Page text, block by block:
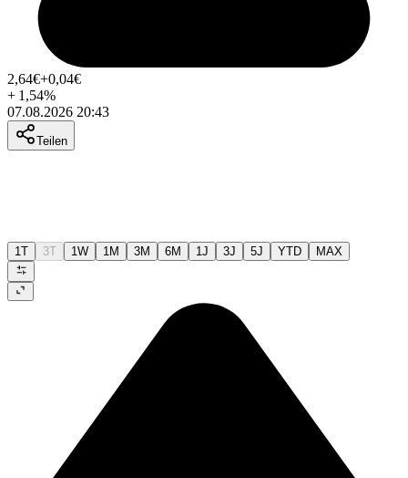
2,64€+0,04€
+ 1,54%
07.08.2026 20:43
Teilen
1T 3T 1W 1M 3M 6M 1J 3J 5J YTD MAX